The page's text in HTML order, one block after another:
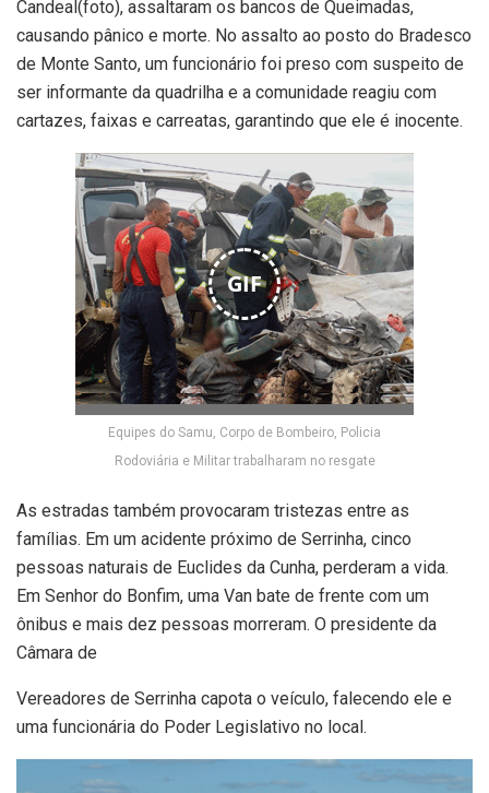
Candeal(foto), assaltaram os bancos de Queimadas,
causando pânico e morte. No assalto ao posto do Bradesco
de Monte Santo, um funcionário foi preso com suspeito de
ser informante da quadrilha e a comunidade reagiu com
cartazes, faixas e carreatas, garantindo que ele é inocente.
GIF
Equipes do Samu, Corpo de Bombeiro, Policia
Rodoviária e Militar trabalharam no resgate
As estradas também provocaram tristezas entre as
famílias. Em um acidente próximo de Serrinha, cinco
pessoas naturais de Euclides da Cunha, perderam a vida.
Em Senhor do Bonfim, uma Van bate de frente com um
ônibus e mais dez pessoas morreram. O presidente da
Câmara de
Vereadores de Serrinha capota o veículo, falecendo ele e
uma funcionária do Poder Legislativo no local.